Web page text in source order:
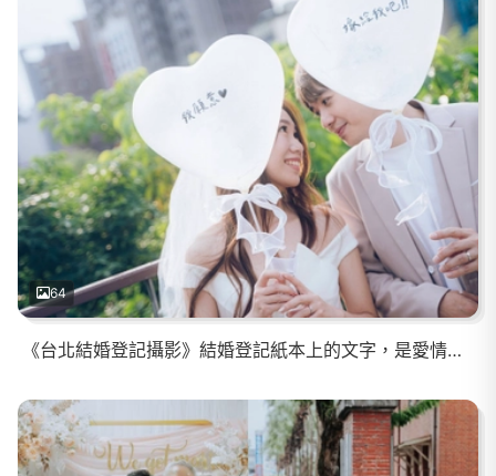
64
《台北結婚登記攝影》結婚登記紙本上的文字，是愛情最實際的形狀